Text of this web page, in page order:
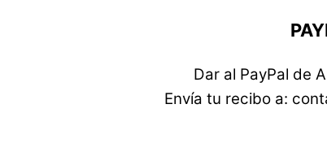
Dar al PayPal de
Envía tu recibo a: